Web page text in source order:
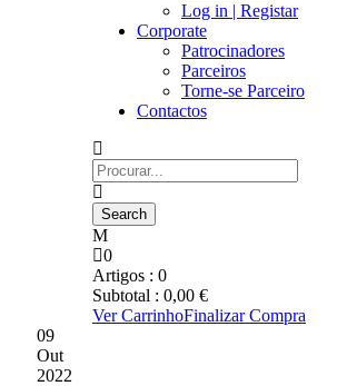
Log in | Registar
Corporate
Patrocinadores
Parceiros
Torne-se Parceiro
Contactos
0
Artigos : 0
Subtotal : 0,00 €
Ver CarrinhoFinalizar Compra
09
Out
2022